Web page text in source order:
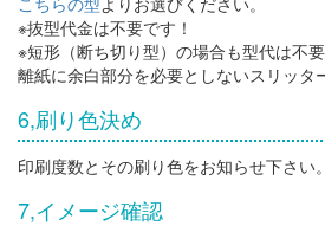
※抜型代金は不要です！
※短形（断ち切り型）の場合も型代は不
離紙に余白部分を必要としないスリッタ
6,刷り色決め
印刷度数とその刷り色をお知らせ下さい。
7,イメージ確認